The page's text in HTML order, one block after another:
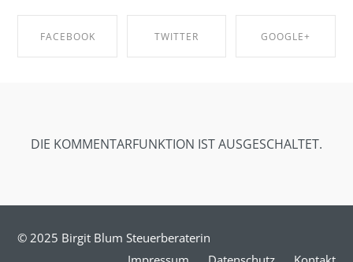
FACEBOOK TWITTER GOOGLE+
DIE KOMMENTARFUNKTION IST AUSGESCHALTET.
© 2025 Birgit Blum Steuerberaterin